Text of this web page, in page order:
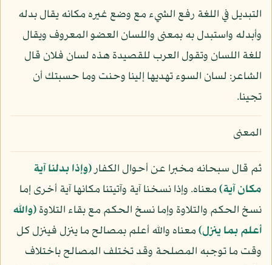
التبديل في اللغة رفع الشيء مع وضع غيره مكانه يقال بدله
وأبدله واستبدل به بمعنى واللسان العضو المعروف ويقال
للغة اللسان وتقول العرب للقصيدة هذه لسان فلان قال
الشاعر: لسان السوء تهديها إلينا وحنت وما حسبتك أن
تجينا.
المعنى
ثم قال سبحانه مخبرا عن أحوال الكفار﴿وإذا بدلنا آية
مكان آية﴾معناه. وإذا نسخنا آية وآتيتنا مكانها آية أخرى إما
نسخ الحكم والتلاوة وإما نسخ الحكم مع بقاء التلاوة﴿والله
أعلم بما ينزل﴾معناه والله أعلم بمصالح ما ينزل فينزل كل
وقت ما توجبه المصلحة وقد تختلف المصالح باختلاف